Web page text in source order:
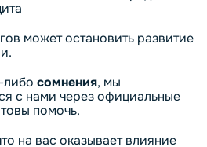
может остановить развитие
либо сомнения, мы
с нами через официальные
помочь.
на вас оказывает влияние